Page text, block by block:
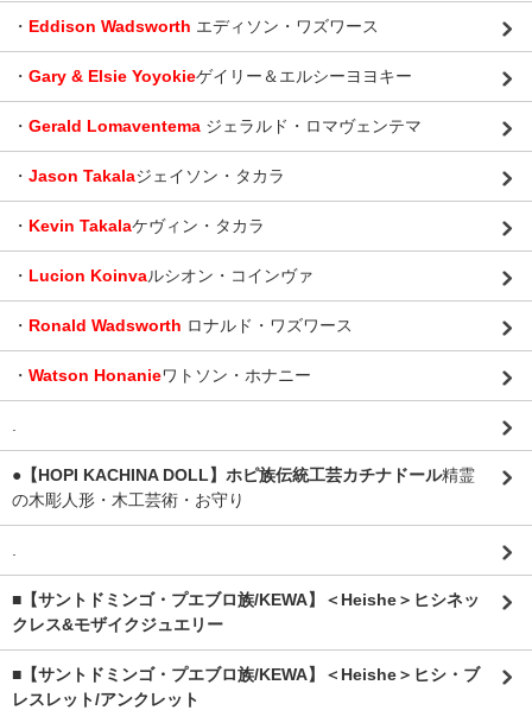
・ Eddison Wadsworth エディソン・ワズワース
・ Gary & Elsie Yoyokieゲイリー＆エルシーヨヨキー
・ Gerald Lomaventema ジェラルド・ロマヴェンテマ
・ Jason Takalaジェイソン・タカラ
・ Kevin Takalaケヴィン・タカラ
・ Lucion Koinvaルシオン・コインヴァ
・ Ronald Wadsworth ロナルド・ワズワース
・ Watson Honanieワトソン・ホナニー
.
●【HOPI KACHINA DOLL】ホピ族伝統工芸カチナドール精霊
の木彫人形・木工芸術・お守り
.
■【サントドミンゴ・プエブロ族/KEWA】＜Heishe＞ヒシネッ
クレス&モザイクジュエリー
■【サントドミンゴ・プエブロ族/KEWA】＜Heishe＞ヒシ・ブ
レスレット/アンクレット